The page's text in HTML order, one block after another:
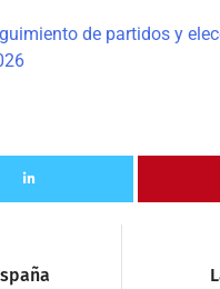
de partidos y